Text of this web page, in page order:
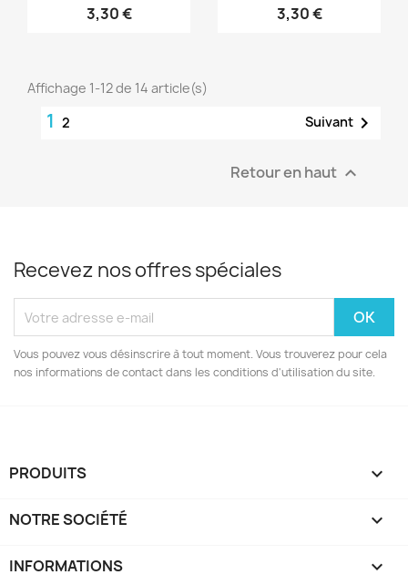
3,30 € 3,30 €
Affichage 1-12 de 14 article(s)
1 2 Suivant 
Retour en haut 
Recevez nos offres spéciales
Vous pouvez vous désinscrire à tout moment. Vous trouverez pour cela
nos informations de contact dans les conditions d'utilisation du site.
PRODUITS 
NOTRE SOCIÉTÉ 
INFORMATIONS keyboard_arrow_down